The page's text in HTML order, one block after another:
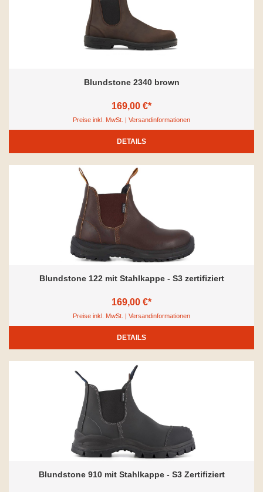
Blundstone 2340 brown
169,00 €*
Preise inkl. MwSt. | Versandinformationen
DETAILS
Blundstone 122 mit Stahlkappe - S3 zertifiziert
169,00 €*
Preise inkl. MwSt. | Versandinformationen
DETAILS
Blundstone 910 mit Stahlkappe - S3 Zertifiziert